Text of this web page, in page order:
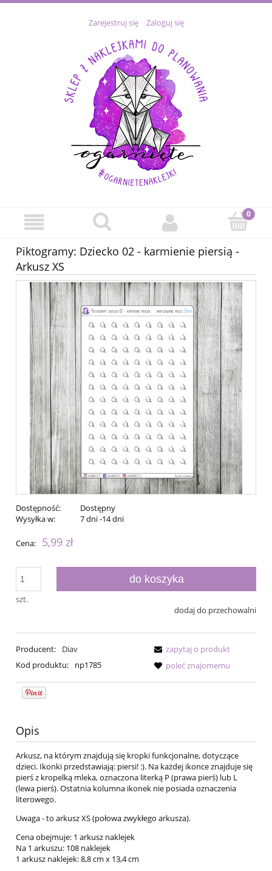
Zarejestruj się Zaloguj się
Piktogramy: Dziecko 02 - karmienie piersią -
Arkusz XS
Dostępność:
Dostępny
Wysyłka w:
7 dni -14 dni
Cena: 5,99 zł
szt.
do koszyka
dodaj do przechowalni
Producent:
Diav
Kod produktu:
np1785
zapytaj o produkt
poleć znajomemu
Opis
Arkusz, na którym znajdują się kropki funkcjonalne, dotyczące
dzieci. Ikonki przedstawiają: piersi! :). Na każdej ikonce znajduje się
pierś z kropelką mleka, oznaczona literką P (prawa pierś) lub L
(lewa pierś). Ostatnia kolumna ikonek nie posiada oznaczenia
literowego.
Uwaga - to arkusz XS (połowa zwykłego arkusza).
Cena obejmuje: 1 arkusz naklejek
Na 1 arkuszu: 108 naklejek
1 arkusz naklejek: 8,8 cm x 13,4 cm